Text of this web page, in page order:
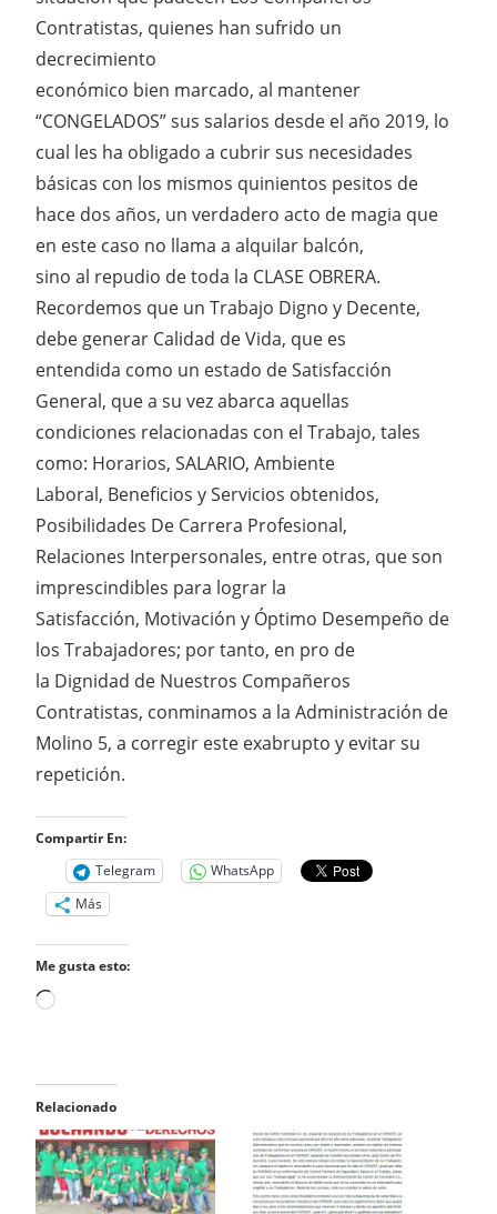
Contratistas, quienes han sufrido un
decrecimiento
económico bien marcado, al mantener
“CONGELADOS” sus salarios desde el año 2019, lo
cual les ha obligado a cubrir sus necesidades
básicas con los mismos quinientos pesitos de
hace dos años, un verdadero acto de magia que
en este caso no llama a alquilar balcón,
sino al repudio de toda la CLASE OBRERA.
Recordemos que un Trabajo Digno y Decente,
debe generar Calidad de Vida, que es
entendida como un estado de Satisfacción
General, que a su vez abarca aquellas
condiciones relacionadas con el Trabajo, tales
como: Horarios, SALARIO, Ambiente
Laboral, Beneficios y Servicios obtenidos,
Posibilidades De Carrera Profesional,
Relaciones Interpersonales, entre otras, que son
imprescindibles para lograr la
Satisfacción, Motivación y Óptimo Desempeño de
los Trabajadores; por tanto, en pro de
la Dignidad de Nuestros Compañeros
Contratistas, conminamos a la Administración de
Molino 5, a corregir este exabrupto y evitar su
repetición.
Compartir En:
Telegram
WhatsApp
Más
Me gusta esto:
Cargando...
Relacionado